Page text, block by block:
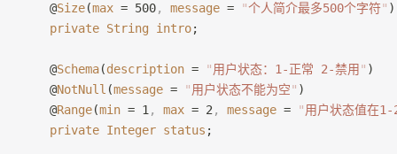
    @
Size(max = 500, message = "个人简介最多500个字符" )
    private
String intro;
    @
Schema(description = "用户状态：1-正常 2-禁用 " )
    @
NotNull (message = "用户状态不能为空" )
    @
Range(min = 1 , max = 2 , message = "用户状态值在1-
    private
Integer status ;